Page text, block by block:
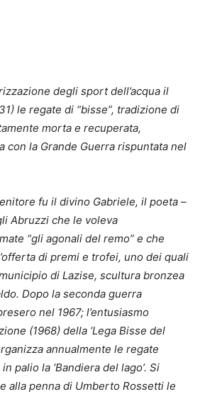
degli sport dell’acqua il
le regate di “bisse”, tradizione di
morta e recuperata,
con la Grande Guerra rispuntata nel
fu il divino Gabriele, il poeta –
Abruzzi che le voleva
“gli agonali del remo” e che
di premi e trofei, uno dei quali
di Lazise, scultura bronzea
Dopo la seconda guerra
nel 1967; l’entusiasmo
(1968) della ‘Lega Bisse del
annualmente le regate
palio la ‘Bandiera del lago’. Si
alla penna di Umberto Rossetti le